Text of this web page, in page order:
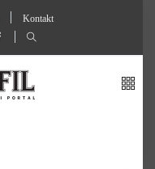
Kontakt